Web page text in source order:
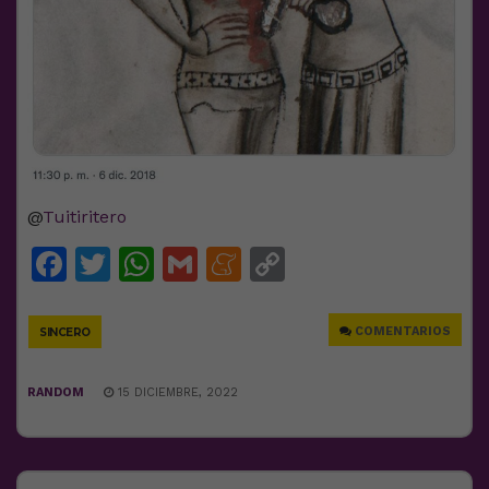
@Tuitiritero
Facebook
Twitter
WhatsApp
GmailMeneame
SINCERO COMENTARIOS
RANDOM 15 DICIEMBRE, 2022